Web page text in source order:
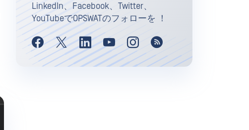
LinkedIn、Facebook、Twitter、
YouTubeでOPSWATのフォローを ！